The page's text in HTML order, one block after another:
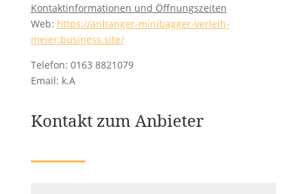
Kontaktinformationen und Öffnungszeiten
Web: https://anhanger-minibagger-verleih-
meier.business.site/
Telefon: 0163 8821079
Email: k.A
Kontakt zum Anbieter